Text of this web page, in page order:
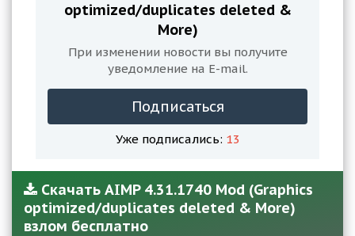
optimized/duplicates deleted &
More)
При изменении новости вы получите
уведомление на E-mail.
Подписаться
Уже подписались: 13
Скачать AIMP 4.31.1740 Mod (Graphics
optimized/duplicates deleted & More)
взлом бесплатно